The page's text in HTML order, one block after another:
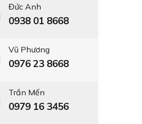
Đức Anh
0938 01 8668
Vũ Phương
0976 23 8668
Trần Mến
0979 16 3456